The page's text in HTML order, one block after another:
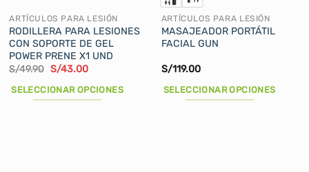
ARTÍCULOS PARA LESIÓN
RODILLERA PARA LESIONES
CON SOPORTE DE GEL
POWER PRENE X1 UND
S/49.90 El
original
era:
S/43.00El
actual
es:
SELECCIONAR OPCIONES
ARTÍCULOS PARA LESIÓN
MASAJEADOR PORTÁTIL
FACIAL GUN
S/119.00
SELECCIONAR OPCIONES